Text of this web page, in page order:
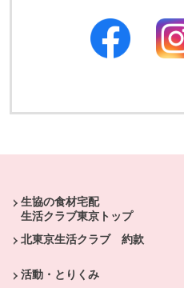
生協の食材宅配
生活クラブ東京トップ
北東京生活クラブ 約款
活動・とりくみ